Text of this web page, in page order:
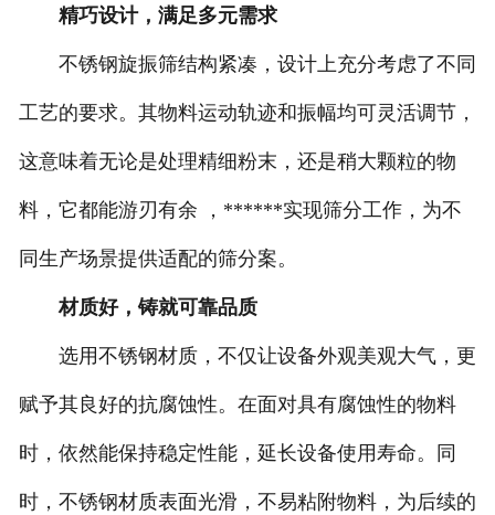
精巧设计，满足多元需求
不锈钢旋振筛结构紧凑，设计上充分考虑了不同
工艺的要求。其物料运动轨迹和振幅均可灵活调节，
这意味着无论是处理精细粉末，还是稍大颗粒的物
料，它都能游刃有余 ，******实现筛分工作，为不
同生产场景提供适配的筛分案。
材质好，铸就可靠品质
选用不锈钢材质，不仅让设备外观美观大气，更
赋予其良好的抗腐蚀性。在面对具有腐蚀性的物料
时，依然能保持稳定性能，延长设备使用寿命。同
时，不锈钢材质表面光滑，不易粘附物料，为后续的